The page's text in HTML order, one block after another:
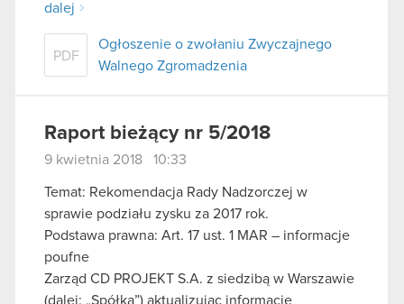
dalej
PDF
Ogłoszenie o zwołaniu Zwyczajnego
Walnego Zgromadzenia
Raport bieżący nr 5/2018
9 kwietnia 2018 10:33
Temat: Rekomendacja Rady Nadzorczej w
sprawie podziału zysku za 2017 rok.
Podstawa prawna: Art. 17 ust. 1 MAR – informacje
poufne
Zarząd CD PROJEKT S.A. z siedzibą w Warszawie
(dalej: „Spółka”) aktualizując informację